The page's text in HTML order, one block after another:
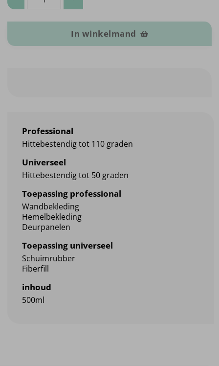
In winkelmand
Professional
Hittebestendig tot 110 graden
Universeel
Hittebestendig tot 50 graden
Toepassing professional
Wandbekleding
Hemelbekleding
Deurpanelen
Toepassing universeel
Schuimrubber
Fiberfill
inhoud
500ml